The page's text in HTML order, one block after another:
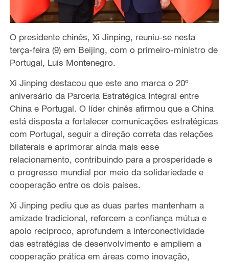
O presidente chinês, Xi Jinping, reuniu-se nesta
terça-feira (9) em Beijing, com o primeiro-ministro de
Portugal, Luís Montenegro.
Xi Jinping destacou que este ano marca o 20º
aniversário da Parceria Estratégica Integral entre
China e Portugal. O líder chinês afirmou que a China
está disposta a fortalecer comunicações estratégicas
com Portugal, seguir a direção correta das relações
bilaterais e aprimorar ainda mais esse
relacionamento, contribuindo para a prosperidade e
o progresso mundial por meio da solidariedade e
cooperação entre os dois países.
Xi Jinping pediu que as duas partes mantenham a
amizade tradicional, reforcem a confiança mútua e
apoio recíproco, aprofundem a interconectividade
das estratégias de desenvolvimento e ampliem a
cooperação prática em áreas como inovação,